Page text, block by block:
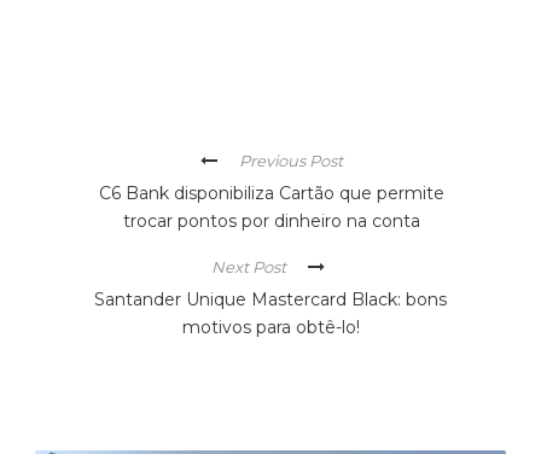
Previous Post
C6 Bank disponibiliza Cartão que permite
trocar pontos por dinheiro na conta
Next Post
Santander Unique Mastercard Black: bons
motivos para obtê-lo!